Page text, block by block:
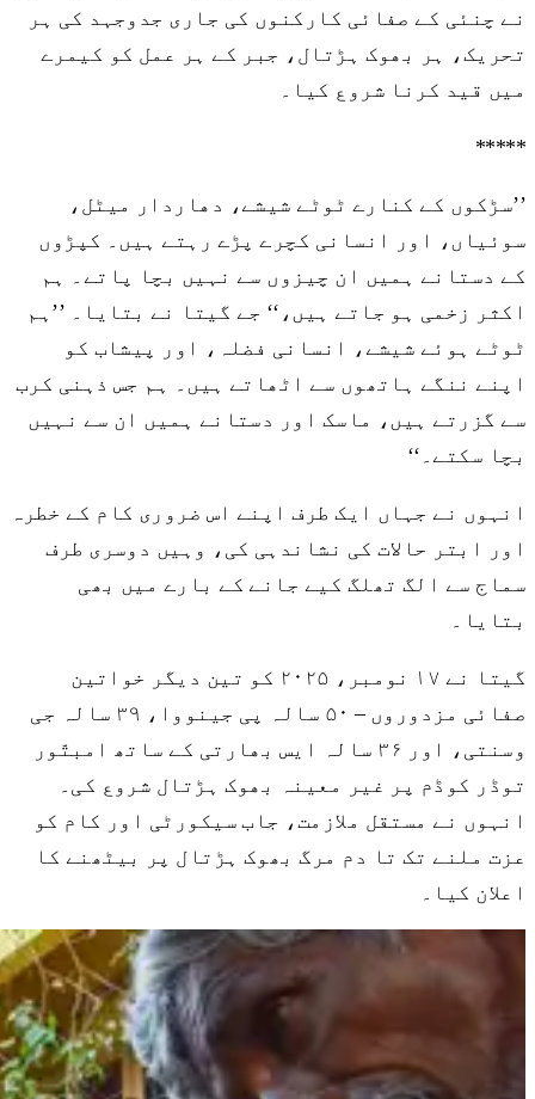
نے چنئی کے صفائی کارکنوں کی جاری جدوجہد کی ہر
تحریک، ہر بھوک ہڑتال، جبر کے ہر عمل کو کیمرے
میں قید کرنا شروع کیا۔
*****
’’سڑکوں کے کنارے ٹوٹے شیشے، دھاردار میٹل،
سوئیاں، اور انسانی کچرے پڑے رہتے ہیں۔ کپڑوں
کے دستانے ہمیں ان چیزوں سے نہیں بچا پاتے۔ ہم
اکثر زخمی ہو جاتے ہیں،‘‘ جے گیتا نے بتایا۔ ’’ہم
ٹوٹے ہوئے شیشے، انسانی فضلہ، اور پیشاب کو
اپنے ننگے ہاتھوں سے اٹھاتے ہیں۔ ہم جس ذہنی کرب
سے گزرتے ہیں، ماسک اور دستانے ہمیں ان سے نہیں
بچا سکتے۔‘‘
انہوں نے جہاں ایک طرف اپنے اس ضروری کام کے خطرہ
اور ابتر حالات کی نشاندہی کی، وہیں دوسری طرف
سماج سے الگ تھلگ کیے جانے کے بارے میں بھی
بتایا۔
گیتا نے ۱۷ نومبر، ۲۰۲۵ کو تین دیگر خواتین
صفائی مزدوروں – ۵۰ سالہ پی جینووا، ۳۹ سالہ جی
وسنتی، اور ۳۶ سالہ ایس بھارتی کے ساتھ امبتّور
توڈر کوڈم پر غیر معینہ بھوک ہڑتال شروع کی۔
انہوں نے مستقل ملازمت، جاب سیکورٹی اور کام کو
عزت ملنے تک تا دم مرگ بھوک ہڑتال پر بیٹھنے کا
اعلان کیا۔